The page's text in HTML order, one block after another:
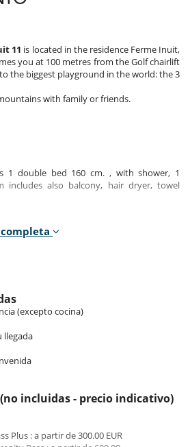
11 is located in the residence Ferme Inuit,
you at 100 metres from the Golf chairlift
the biggest playground in the world: the 3
with family or friends.
1 double bed 160 cm. , with shower, 1
includes also balcony, hair dryer, towel
bed 140 cm. This bedroom includes
also dressing room.
is a typical mountain duplex. Raw wood
fireplace warms up the space and the
atmosphere.
level and offers a fully equipped kitchen
and a lounge which will be your favourite
The apartment also has a beautiful
panoramic view of the peaks of the Allues
(excepto cocina)
llegada
incluidas - precio indicativo)
Plus : a partir de 300.00 EUR